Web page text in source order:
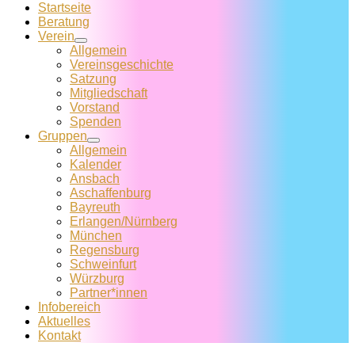
Startseite
Beratung
Verein
Allgemein
Vereins­geschichte
Satzung
Mitglied­schaft
Vorstand
Spenden
Gruppen
Allgemein
Kalender
Ansbach
Aschaffenburg
Bayreuth
Erlangen/Nürnberg
München
Regensburg
Schweinfurt
Würzburg
Partner*innen
Infobereich
Aktuelles
Kontakt